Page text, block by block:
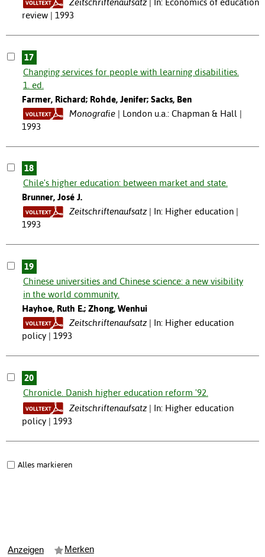
review | 1993
17
Changing services for people with learning disabilities.
1. ed.
Farmer, Richard; Rohde, Jenifer; Sacks, Ben
Monografie
London u.a.: Chapman & Hall |
1993
18
Chile's higher education: between market and state.
Brunner, José J.
Zeitschriftenaufsatz
In: Higher education |
1993
19
Chinese universities and Chinese science: a new visibility
in the world community.
Hayhoe, Ruth E.; Zhong, Wenhui
Zeitschriftenaufsatz
In: Higher education
policy | 1993
20
Chronicle. Danish higher education reform '92.
Zeitschriftenaufsatz
In: Higher education
policy | 1993
Alles markieren
Anzeigen Merken